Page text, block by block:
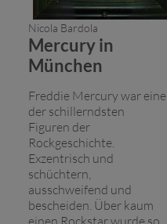
Nicola Bardola
Mercury in
München
Freddie Mercury war eine
der schillerndsten
Figuren der
Rockgeschichte.
Exzentrisch und
schüchtern,
ausschweifend und
bescheiden. Über kaum
einen Rockstar wurde so